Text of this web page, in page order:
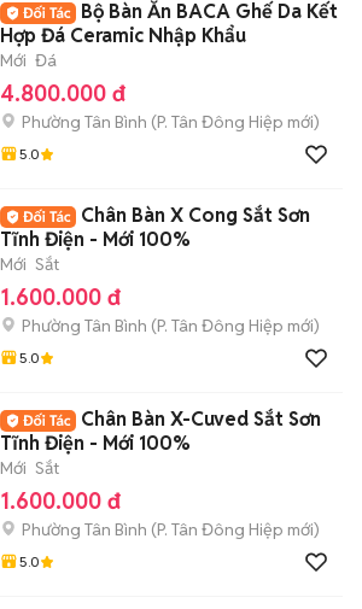
Bộ Bàn Ăn BACA Ghế Da Kết
Hợp Đá Ceramic Nhập Khẩu
Mới Đá
4.800.000 đ
Phường Tân Bình (P. Tân Đông Hiệp mới)
5.0
Chân Bàn X Cong Sắt Sơn
Tĩnh Điện - Mới 100%
Mới Sắt
1.600.000 đ
Phường Tân Bình (P. Tân Đông Hiệp mới)
5.0
Chân Bàn X-Cuved Sắt Sơn
Tĩnh Điện - Mới 100%
Mới Sắt
1.600.000 đ
Phường Tân Bình (P. Tân Đông Hiệp mới)
5.0